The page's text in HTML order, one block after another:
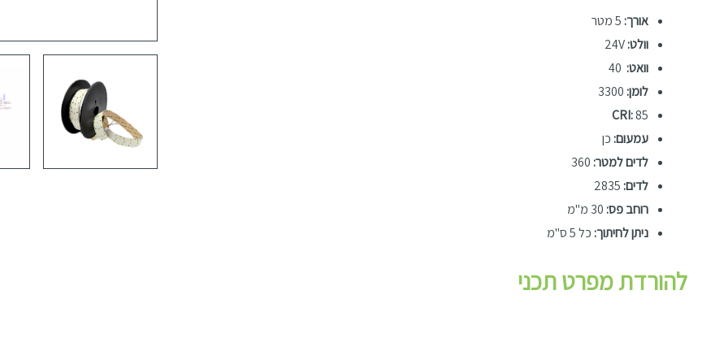
אורך:
וולט:24V
וואט:
לומן: 3300
CRI:85
עמעום: כן
לדים למטר:
לדים: 2835
רוחב פס: 30 מ"מ
ניתן לחיתוך: כל 5 ס"מ
להורדת מפרט תכני